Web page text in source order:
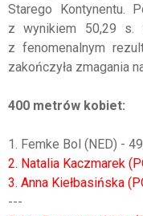
Starego Kontynentu.
z wynikiem 50,29 s.
z fenomenalnym
zakończyła zmagania
400 metrów kobiet:
1. Femke Bol (NED) -
2. Natalia Kaczmarek
3. Anna Kiełbasińska
---